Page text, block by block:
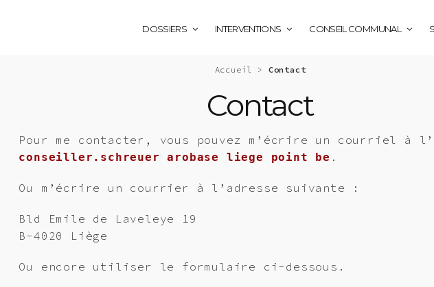
DOSSIERS INTERVENTIONS CONSEIL COMMUNAL
Accueil > Contact
Contact
Pour me contacter, vous pouvez m’écrire un courriel à
conseiller.schreuer arobase liege point be .
Ou m’écrire un courrier à l’adresse suivante :
Bld Emile de Laveleye 19
B-4020 Liège
Ou encore utiliser le formulaire ci-dessous.